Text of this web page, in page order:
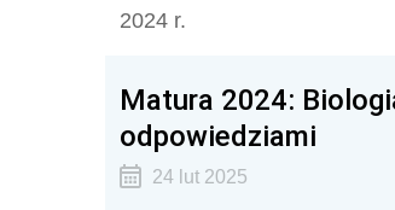
2024 r.
Matura 2024:
odpowiedziami
24 lut 2025